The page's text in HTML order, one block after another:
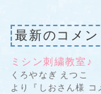
最新のコメン
ミシン刺繍教室
くろやなぎ えつこ
より『しおさん様 コ